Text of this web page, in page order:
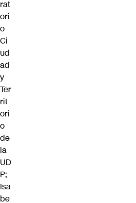
rat
ori
o
Ci
ud
ad
y
Ter
rit
ori
o
de
la
UD
P;
Isa
be